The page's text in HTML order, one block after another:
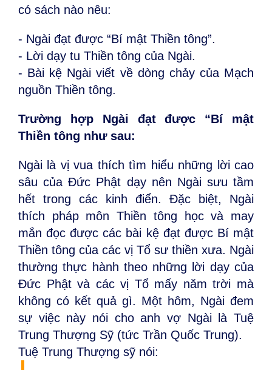
có sách nào nêu:
- Ngài đạt được “Bí mật Thiền tông”.
- Lời dạy tu Thiền tông của Ngài.
- Bài kệ Ngài viết về dòng chảy của Mạch
nguồn Thiền tông.
Trường hợp Ngài đạt được “Bí mật
Thiền tông như sau:
Ngài là vị vua thích tìm hiểu những lời cao
sâu của Đức Phật dạy nên Ngài sưu tầm
hết trong các kinh điển. Đặc biệt, Ngài
thích pháp môn Thiền tông học và may
mắn đọc được các bài kệ đạt được Bí mật
Thiền tông của các vị Tổ sư thiền xưa. Ngài
thường thực hành theo những lời dạy của
Đức Phật và các vị Tổ mấy năm trời mà
không có kết quả gì. Một hôm, Ngài đem
sự việc này nói cho anh vợ Ngài là Tuệ
Trung Thượng Sỹ (tức Trần Quốc Trung).
Tuệ Trung Thượng sỹ nói: